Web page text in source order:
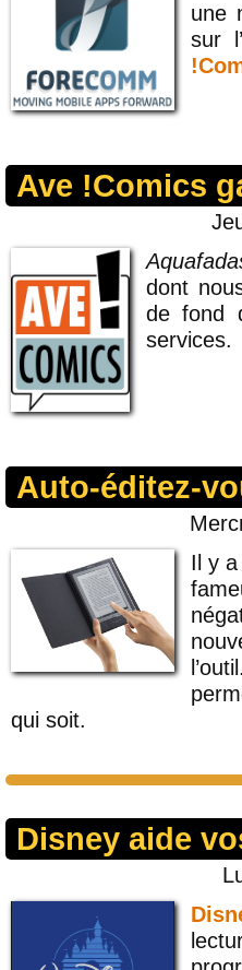
une
sur l’
Ave !Comics
dont
de fond
services.
Auto-éditez-
Il y
qui soit.
Disney aide